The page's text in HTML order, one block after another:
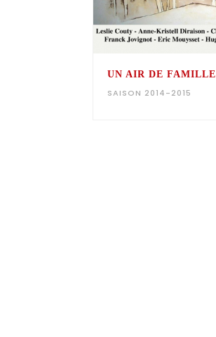
UN AIR DE FAMILLE
SAISON 2014-2015